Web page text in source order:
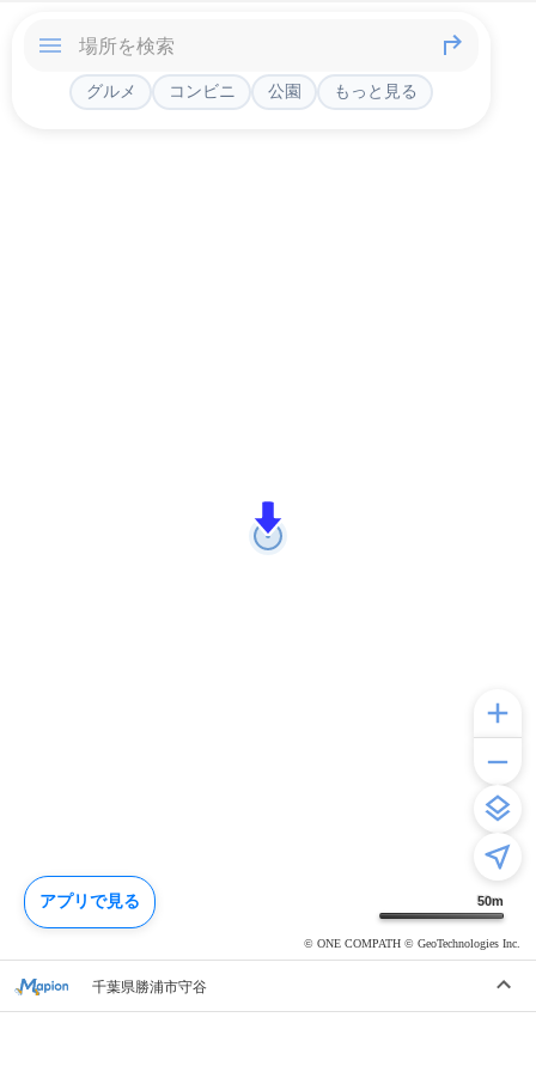
50m
© ONE COMPATH © GeoTechnologies Inc.
グルメ コンビニ 公園 もっと見る
千葉県勝浦市守谷
アプリで見る